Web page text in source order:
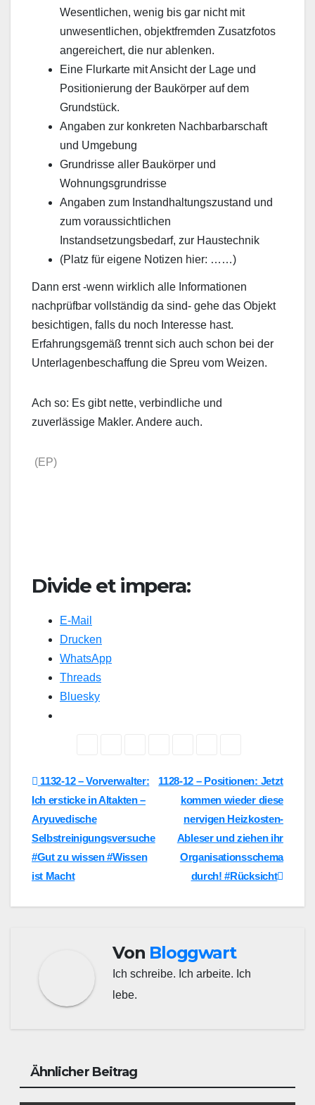
Wesentlichen, wenig bis gar nicht mit
unwesentlichen, objektfremden Zusatzfotos
angereichert, die nur ablenken.
Eine Flurkarte mit Ansicht der Lage und
Positionierung der Baukörper auf dem
Grundstück.
Angaben zur konkreten Nachbarbarschaft
und Umgebung
Grundrisse aller Baukörper und
Wohnungsgrundrisse
Angaben zum Instandhaltungszustand und
zum voraussichtlichen
Instandsetzungsbedarf, zur Haustechnik
(Platz für eigene Notizen hier: ……)
Dann erst -wenn wirklich alle Informationen
nachprüfbar vollständig da sind- gehe das Objekt
besichtigen, falls du noch Interesse hast.
Erfahrungsgemäß trennt sich auch schon bei der
Unterlagenbeschaffung die Spreu vom Weizen.
Ach so: Es gibt nette, verbindliche und
zuverlässige Makler. Andere auch.
(EP)
Divide et impera:
E-Mail
Drucken
WhatsApp
Threads
Bluesky
Beitragsnavigation
1128-12 – Positionen: Jetzt
kommen wieder diese
nervigen Heizkosten-
Ableser und ziehen ihr
Organisationsschema
durch! #Rücksicht
1132-12 – Vorverwalter:
Ich ersticke in Altakten –
Aryuvedische
Selbstreinigungsversuche
#Gut zu wissen #Wissen
ist Macht
Von Bloggwart
Ich schreibe. Ich arbeite. Ich
lebe.
Ähnlicher Beitrag